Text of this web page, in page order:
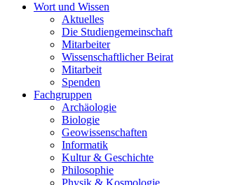
Wort und Wissen
Aktuelles
Die Studiengemeinschaft
Mitarbeiter
Wissenschaftlicher Beirat
Mitarbeit
Spenden
Fachgruppen
Archäologie
Biologie
Geowissenschaften
Informatik
Kultur & Geschichte
Philosophie
Physik & Kosmologie